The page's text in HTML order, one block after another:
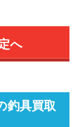
へ
釣具買取